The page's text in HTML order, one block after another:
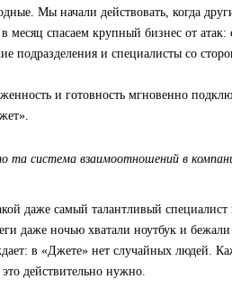
Мы начали действовать, когда
месяц спасаем крупный бизнес от
подразделения и специалисты со
и готовность мгновенно
система взаимоотношений в
даже самый талантливый
даже ночью хватали ноутбук и
в «Джете» нет случайных людей.
действительно нужно.